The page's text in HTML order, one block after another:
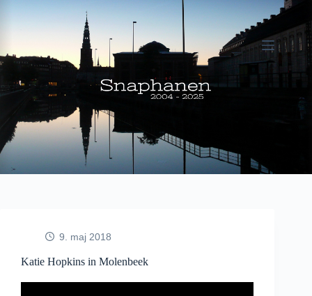
9. maj 2018
Katie Hopkins in Molenbeek